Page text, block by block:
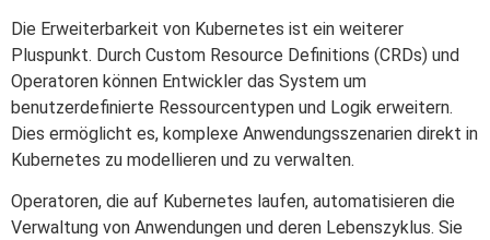
Die Erweiterbarkeit von Kubernetes ist ein weiterer
Pluspunkt. Durch Custom Resource Definitions (CRDs) und
Operatoren können Entwickler das System um
benutzerdefinierte Ressourcentypen und Logik erweitern.
Dies ermöglicht es, komplexe Anwendungsszenarien direkt in
Kubernetes zu modellieren und zu verwalten.
Operatoren, die auf Kubernetes laufen, automatisieren die
Verwaltung von Anwendungen und deren Lebenszyklus. Sie